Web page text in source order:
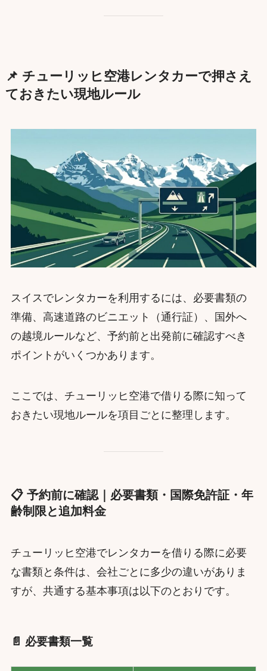
📌 チューリッヒ空港レンタカーで押さえ
ておきたい現地ルール
スイスでレンタカーを利用するには、必要書類の
準備、高速道路のビニエット（通行証）、国外へ
の越境ルールなど、予約前と出発前に確認すべき
ポイントがいくつかあります。
ここでは、チューリッヒ空港で借りる際に知って
おきたい現地ルールを項目ごとに整理します。
📋 予約前に確認｜必要書類・国際免許証・年
齢制限と追加料金
チューリッヒ空港でレンタカーを借りる際に必要
な書類と条件は、会社ごとに多少の違いがありま
すが、共通する基本事項は以下のとおりです。
📄 必要書類一覧